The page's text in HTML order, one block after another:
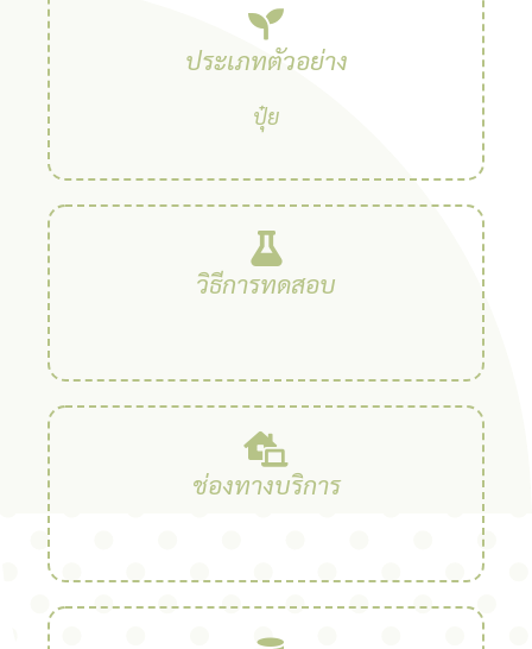
ประเภทตัวอย่าง
ปุ๋ย
วิธีการทดสอบ
ช่องทางบริการ